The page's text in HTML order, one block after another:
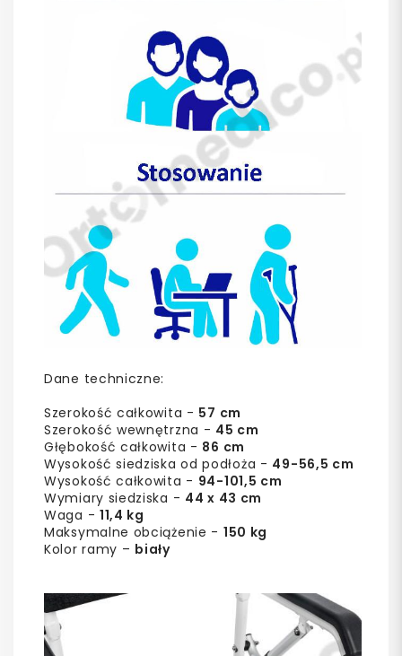
Dane techniczne:
Szerokość całkowita - 57 cm
Szerokość wewnętrzna - 45 cm
Głębokość całkowita - 86 cm
Wysokość siedziska od podłoża - 49-56,5 cm
Wysokość całkowita - 94-101,5 cm
Wymiary siedziska - 44 x 43 cm
Waga - 11,4 kg
Maksymalne obciążenie - 150 kg
Kolor ramy – biały